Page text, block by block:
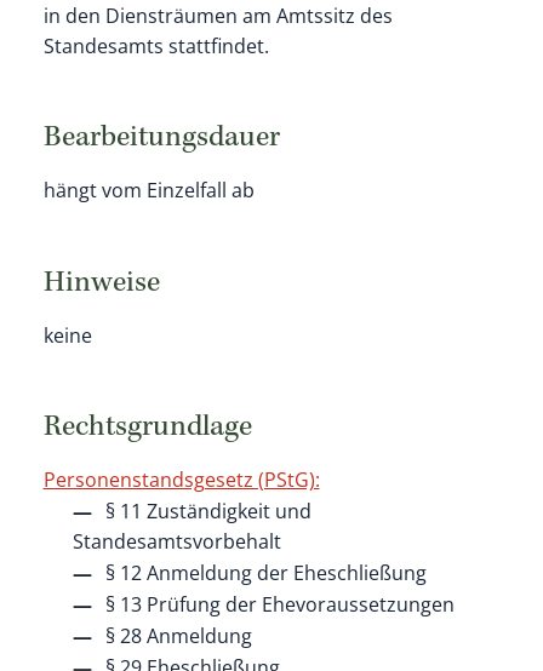
in den Diensträumen am Amtssitz des
Standesamts stattfindet.
Bearbeitungsdauer
hängt vom Einzelfall ab
Hinweise
keine
Rechtsgrundlage
Personenstandsgesetz (PStG):
§ 11 Zuständigkeit und
Standesamtsvorbehalt
§ 12 Anmeldung der Eheschließung
§ 13 Prüfung der Ehevoraussetzungen
§ 28 Anmeldung